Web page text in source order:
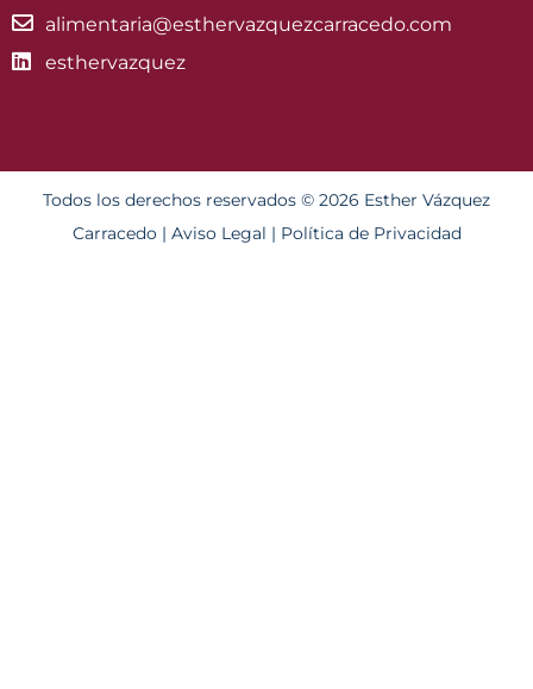
alimentaria@esthervazquezcarracedo.com
esthervazquez
Todos los derechos reservados © 2026 Esther Vázquez
Carracedo | Aviso Legal | Política de Privacidad